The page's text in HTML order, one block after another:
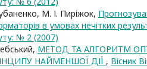
М. І. Пиріжок,
в умовах нечітких
№ 2 (2007)
МЕТОД ТА АЛГОРИТМ
НАЙМЕНШОЇ ДІЇ , Вісник